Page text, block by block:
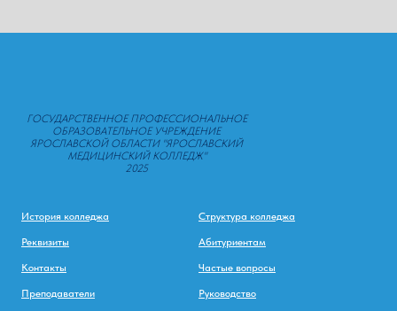
ГОСУДАРСТВЕННОЕ ПРОФЕССИОНАЛЬНОЕ
ОБРАЗОВАТЕЛЬНОЕ УЧРЕЖДЕНИЕ
ЯРОСЛАВСКОЙ ОБЛАСТИ "ЯРОСЛАВСКИЙ
МЕДИЦИНСКИЙ КОЛЛЕДЖ"
2025
История колледжа
Реквизиты
Контакты
Преподаватели
Структура колледжа
Абитуриентам
Частые вопросы
Руководство